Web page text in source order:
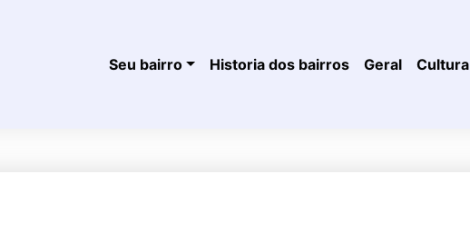
Seu bairro Historia dos bairros Geral Cultura